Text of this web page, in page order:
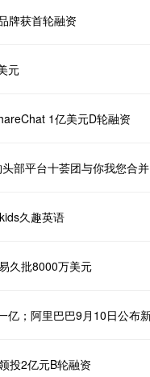
牌获首轮融资
元
1亿美元D轮融资
部平台十荟团与你我您合并
久趣英语
久批8000万美元
投2亿元B轮融资